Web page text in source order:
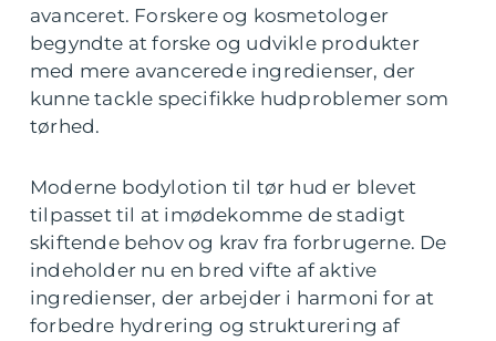
avanceret. Forskere og kosmetologer
begyndte at forske og udvikle produkter
med mere avancerede ingredienser, der
kunne tackle specifikke hudproblemer som
tørhed.
Moderne bodylotion til tør hud er blevet
tilpasset til at imødekomme de stadigt
skiftende behov og krav fra forbrugerne. De
indeholder nu en bred vifte af aktive
ingredienser, der arbejder i harmoni for at
forbedre hydrering og strukturering af